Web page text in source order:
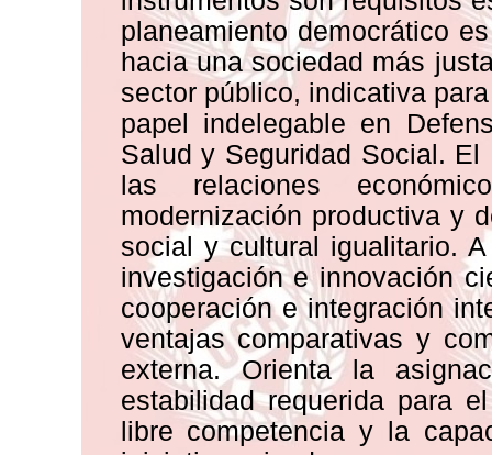
planeamiento democrático
hacia una sociedad más
sector público, indicativa
papel indelegable en
Salud y Seguridad Social.
las relaciones
modernización productiva y
social y cultural igualitario.
investigación e innovación
cooperación e integración
ventajas comparativas y
externa. Orienta la
estabilidad requerida para
libre competencia y la